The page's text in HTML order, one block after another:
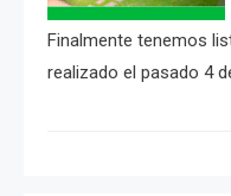
Finalmente tenemos
realizado el pasado 4